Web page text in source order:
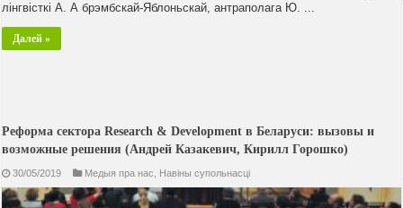
лінгвісткі А. А брэмбскай-Яблоньскай, антраполага Ю. ...
Далей »
Реформа сектора Research & Development в Беларуси: вызовы и
возможные решения (Андрей Казакевич, Кирилл Горошко)
30/05/2019 Медыя пра нас Навiны супольнасцi